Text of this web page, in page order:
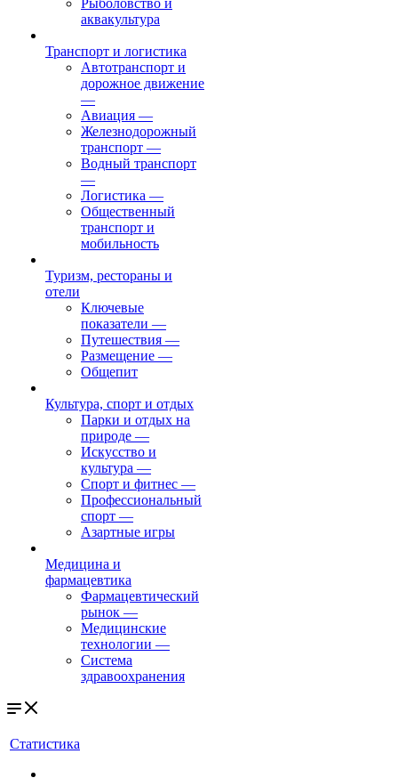
Рыболовство и
аквакультура
Транспорт и логистика
Автотранспорт и
дорожное движение
—
Авиация —
Железнодорожный
транспорт —
Водный транспорт
—
Логистика —
Общественный
транспорт и
мобильность
Туризм, рестораны и
отели
Ключевые
показатели —
Путешествия —
Размещение —
Общепит
Культура, спорт и отдых
Парки и отдых на
природе —
Искусство и
культура —
Спорт и фитнес —
Профессиональный
спорт —
Азартные игры
Медицина и
фармацевтика
Фармацевтический
рынок —
Медицинские
технологии —
Система
здравоохранения
Статистика